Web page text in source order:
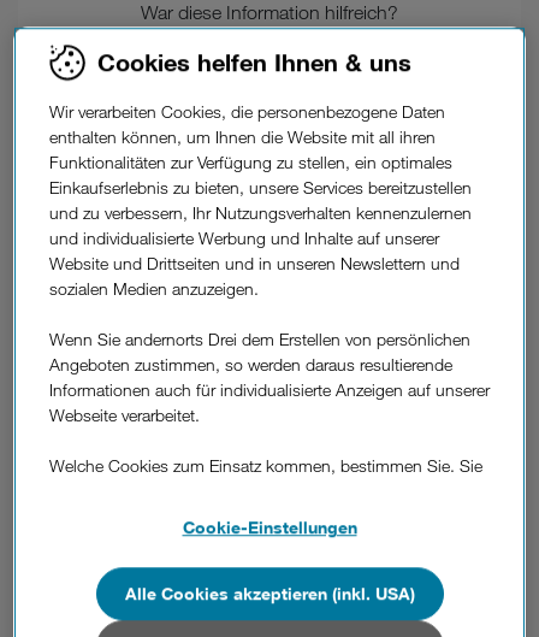
War diese Information hilfreich?
Feedback
Weitere
Fragen
aus
dem
Bereich
"Details
zum
Was ist das Kundenkennwort und wo finde
ich es?
Wie ändere ich mein Kundenkennwort?
Was mache ich, wenn ich mein
Kundenkennwort vergessen habe?
(Bindefrist/Mindestvertragsdauer)?
Cookies helfen Ihnen & uns
Wir verarbeiten Cookies, die personenbezogene Daten
enthalten können, um Ihnen die Website mit all ihren
Funktionalitäten zur Verfügung zu stellen, ein optimales
Einkaufserlebnis zu bieten, unsere Services bereitzustellen
und zu verbessern, Ihr Nutzungsverhalten kennenzulernen
und individualisierte Werbung und Inhalte auf unserer
Website und Drittseiten und in unseren Newslettern und
sozialen Medien anzuzeigen.
Wenn Sie andernorts Drei dem Erstellen von persönlichen
Angeboten zustimmen, so werden daraus resultierende
Informationen auch für individualisierte Anzeigen auf unserer
Webseite verarbeitet.
Welche Cookies zum Einsatz kommen, bestimmen Sie. Sie
Wenn Sie allen Cookies zustimmen, werden auch Cookies
von Drittanbietern verarbeitet, die Ihre Daten in Ländern
Cookie-Einstellungen
Alle Cookies akzeptieren (inkl. USA)